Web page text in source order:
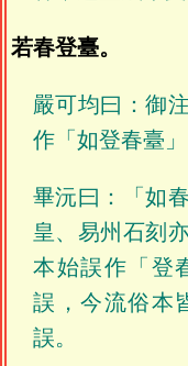
若春登臺。
嚴可均曰：御
作「如登春臺」
畢沅曰：「如
皇、易州石刻
本始誤作「登
誤，今流俗本
誤。